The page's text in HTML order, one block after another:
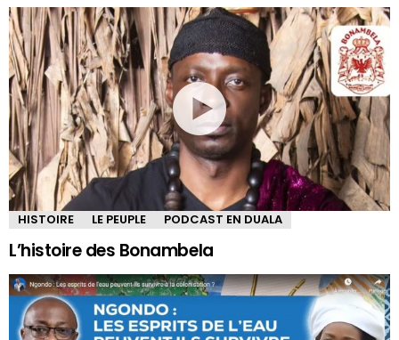
HISTOIRE LE PEUPLE PODCAST EN DUALA
L’histoire des Bonambela